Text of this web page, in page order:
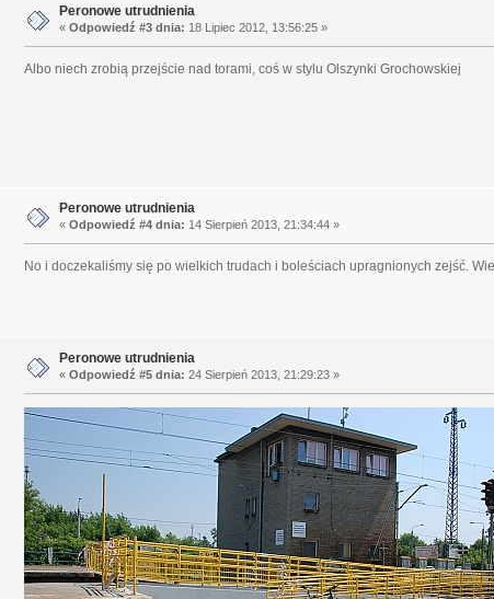
Peronowe utrudnienia
« Odpowiedź #3 dnia: 18 Lipiec 2012, 13:56:25 »
Albo niech zrobią przejście nad torami, coś w stylu Olszynki Grochowskiej
Peronowe utrudnienia
« Odpowiedź #4 dnia: 14 Sierpień 2013, 21:34:44 »
No i doczekaliśmy się po wielkich trudach i boleściach upragnionych zejść.
Peronowe utrudnienia
« Odpowiedź #5 dnia: 24 Sierpień 2013, 21:29:23 »